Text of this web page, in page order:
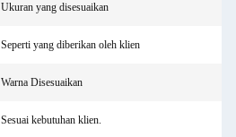
Ukuran yang disesuaikan
Seperti yang diberikan oleh klien
Warna Disesuaikan
Sesuai kebutuhan klien.